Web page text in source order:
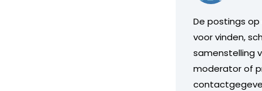
De postings
voor vinden,
samenstelling
moderator of